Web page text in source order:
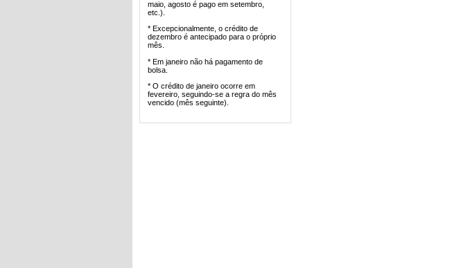
maio, agosto é pago em setembro,
etc.).
* Excepcionalmente, o crédito de
dezembro é antecipado para o próprio
mês.
* Em janeiro não há pagamento de
bolsa.
* O crédito de janeiro ocorre em
fevereiro, seguindo-se a regra do mês
vencido (mês seguinte).